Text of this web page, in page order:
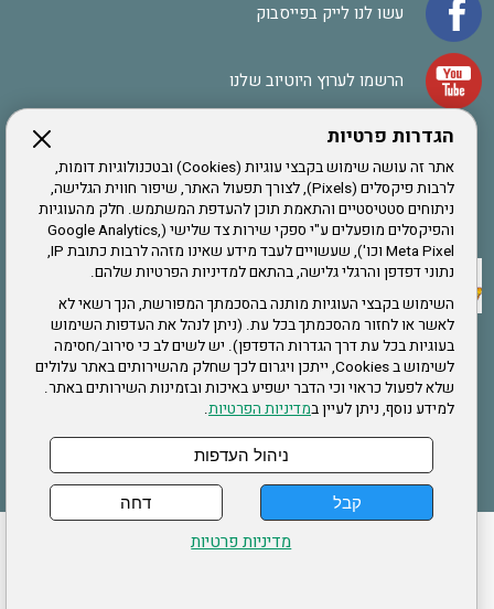
הגדרות פרטיות
אתר זה עושה שימוש בקבצי עוגיות (Cookies) ובטכנולוגיות דומות,
לרבות פיקסלים (Pixels), לצורך תפעול האתר, שיפור חווית הגלישה,
ניתוחים סטטיסטיים והתאמת תוכן להעדפת המשתמש. חלק מהעוגיות
והפיקסלים מופעלים ע"י ספקי שירות צד שלישי (Google Analytics,
Meta Pixel וכו'), שעשויים לעבד מידע שאינו מזהה לרבות כתובת IP,
נתוני דפדפן והרגלי גלישה, בהתאם למדיניות הפרטיות שלהם.
השימוש בקבצי העוגיות מותנה בהסכמתך המפורשת, הנך רשאי לא
לאשר או לחזור מהסכמתך בכל עת. (ניתן לנהל את העדפות השימוש
בעוגיות בכל עת דרך הגדרות הדפדפן). יש לשים לב כי סירוב/חסימה
לשימוש ב Cookies, ייתכן ויגרום לכך שחלק מהשירותים באתר עלולים
שלא לפעול כראוי וכי הדבר ישפיע באיכות ובזמינות השירותים באתר.
למידע נוסף, ניתן לעיין במדיניות הפרטיות.
קבל דחה
ניהול העדפות
מדיניות פרטיות
עשו לנו לייק בפייסבוק
הרשמו לערוץ היוטיוב שלנו
אתר צה"ל
תקנון האתר
שירותים
תעסוקה
בריאות
הצהרת נגישות לעדכון פרטים אישיים